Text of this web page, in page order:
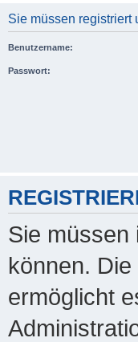
Sie müssen registriert
Benutzername:
Passwort:
Sie müssen
können.
ermöglicht